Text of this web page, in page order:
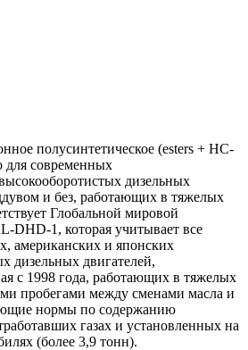
полусинтетическое (esters + HC-
для современных
дизельных
и без, работающих в тяжелых
Глобальной мировой
DHD-1, которая учитывает все
американских и японских
дизельных двигателей,
с 1998 года, работающих в тяжелых
пробегами между сменами масла и
нормы по содержанию
газах и установленных на
(более 3,9 тонн).